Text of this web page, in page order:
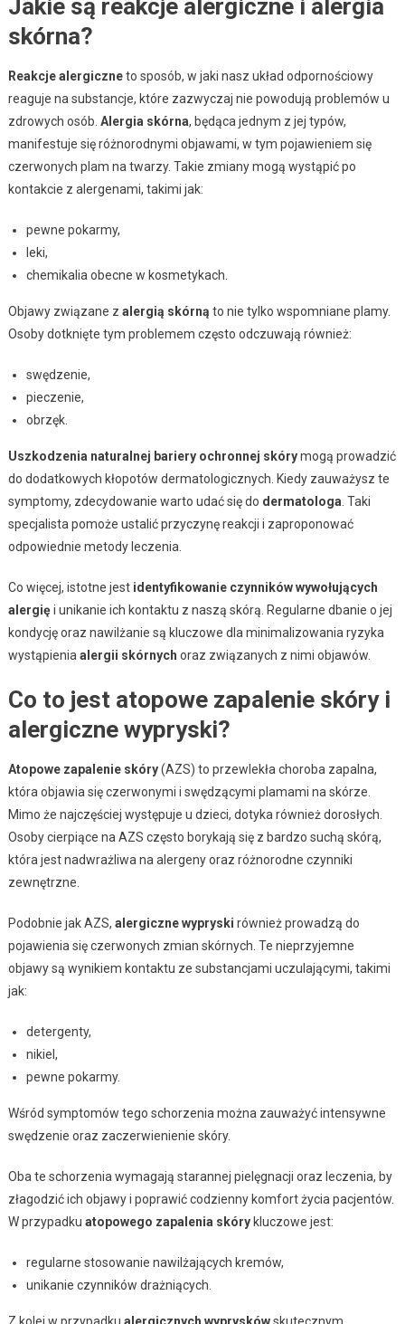
Jakie są reakcje alergiczne i alergia
skórna?
Reakcje alergiczneto sposób, w jaki nasz układ odpornościowy
reaguje na substancje, które zazwyczaj nie powodują problemów u
zdrowych osób. Alergia skórna, będąca jednym z jej typów,
manifestuje się różnorodnymi objawami, w tym pojawieniem się
czerwonych plam na twarzy. Takie zmiany mogą wystąpić po
kontakcie z alergenami, takimi jak:
pewne pokarmy,
leki,
chemikalia obecne w kosmetykach.
Objawy związane z alergią skórną to nie tylko wspomniane plamy.
Osoby dotknięte tym problemem często odczuwają również:
swędzenie,
pieczenie,
obrzęk.
Uszkodzenia naturalnej bariery ochronnej skórymogą prowadzić
do dodatkowych kłopotów dermatologicznych. Kiedy zauważysz te
symptomy, zdecydowanie warto udać się do dermatologa . Taki
specjalista pomoże ustalić przyczynę reakcji i zaproponować
odpowiednie metody leczenia.
Co więcej, istotne jest identyfikowanie czynników wywołujących
alergięi unikanie ich kontaktu z naszą skórą. Regularne dbanie o jej
kondycję oraz nawilżanie są kluczowe dla minimalizowania ryzyka
wystąpienia alergii skórnych oraz związanych z nimi objawów.
Co to jest atopowe zapalenie skóry i
alergiczne wypryski?
Atopowe zapalenie skóry(AZS) to przewlekła choroba zapalna,
która objawia się czerwonymi i swędzącymi plamami na skórze.
Mimo że najczęściej występuje u dzieci, dotyka również dorosłych.
Osoby cierpiące na AZS często borykają się z bardzo suchą skórą,
która jest nadwrażliwa na alergeny oraz różnorodne czynniki
zewnętrzne.
Podobnie jak AZS, alergiczne wypryski również prowadzą do
pojawienia się czerwonych zmian skórnych. Te nieprzyjemne
objawy są wynikiem kontaktu ze substancjami uczulającymi, takimi
jak:
detergenty,
nikiel,
pewne pokarmy.
Wśród symptomów tego schorzenia można zauważyć intensywne
swędzenie oraz zaczerwienienie skóry.
Oba te schorzenia wymagają starannej pielęgnacji oraz leczenia, by
złagodzić ich objawy i poprawić codzienny komfort życia pacjentów.
W przypadku atopowego zapalenia skórykluczowe jest:
regularne stosowanie nawilżających kremów,
unikanie czynników drażniących.
Z kolei w przypadku alergicznych wypryskówskutecznym